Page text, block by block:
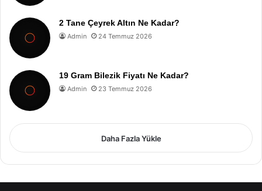
2 Tane Çeyrek Altın Ne Kadar?
Admin 24 Temmuz 2026
19 Gram Bilezik Fiyatı Ne Kadar?
Admin 23 Temmuz 2026
Daha Fazla Yükle